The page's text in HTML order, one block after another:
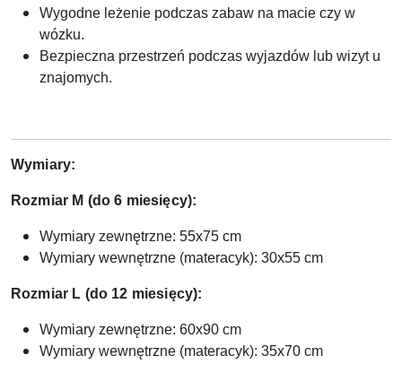
Wygodne leżenie podczas zabaw na macie czy w
wózku.
Bezpieczna przestrzeń podczas wyjazdów lub wizyt u
znajomych.
Wymiary:
Rozmiar M (do 6 miesięcy):
Wymiary zewnętrzne: 55x75 cm
Wymiary wewnętrzne (materacyk): 30x55 cm
Rozmiar L (do 12 miesięcy):
Wymiary zewnętrzne: 60x90 cm
Wymiary wewnętrzne (materacyk): 35x70 cm